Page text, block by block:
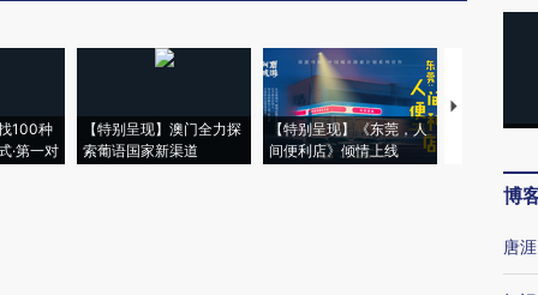
100种
·第一对
【特别呈现】澳门全力探
索葡语国家新渠道
【特别呈现】《东莞，人
间便利店》倾情上线
【推广】走
会，让数智
博
唐涯